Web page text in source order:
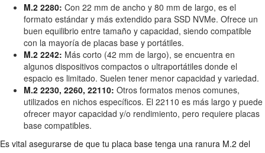
M.2 2280: Con 22 mm de ancho y 80 mm de largo, es el
formato estándar y más extendido para SSD NVMe. Ofrece un
buen equilibrio entre tamaño y capacidad, siendo compatible
con la mayoría de placas base y portátiles.
M.2 2242: Más corto (42 mm de largo), se encuentra en
algunos dispositivos compactos o ultraportátiles donde el
espacio es limitado. Suelen tener menor capacidad y variedad.
M.2 2230, 2260, 22110: Otros formatos menos comunes,
utilizados en nichos específicos. El 22110 es más largo y puede
ofrecer mayor capacidad y/o rendimiento, pero requiere placas
base compatibles.
Es vital asegurarse de que tu placa base tenga una ranura M.2 del